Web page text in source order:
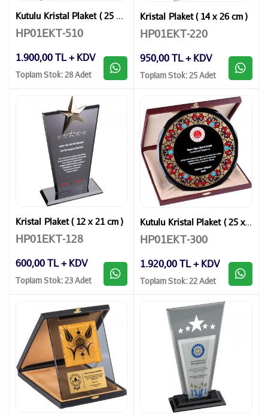
Kutulu Kristal Plaket ( 25 x 25 cm )
HP01EKT-510
1.900,00 TL + KDV
Toplam Stok: 28 Adet
Kristal Plaket ( 14 x 26 cm )
HP01EKT-220
950,00 TL + KDV
Toplam Stok: 25 Adet
Kristal Plaket ( 12 x 21 cm )
HP01EKT-128
600,00 TL + KDV
Toplam Stok: 23 Adet
Kutulu Kristal Plaket ( 25 x 25 cm )
HP01EKT-300
1.920,00 TL + KDV
Toplam Stok: 22 Adet